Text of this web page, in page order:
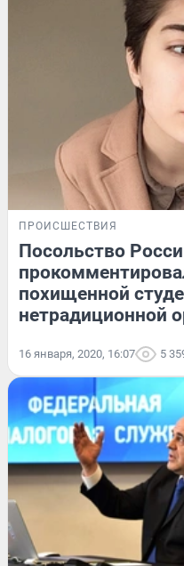
ПРОИСШЕСТВИЯ
Посольство
похищенной
нетрадиционной
16 января, 2020, 16:07 5